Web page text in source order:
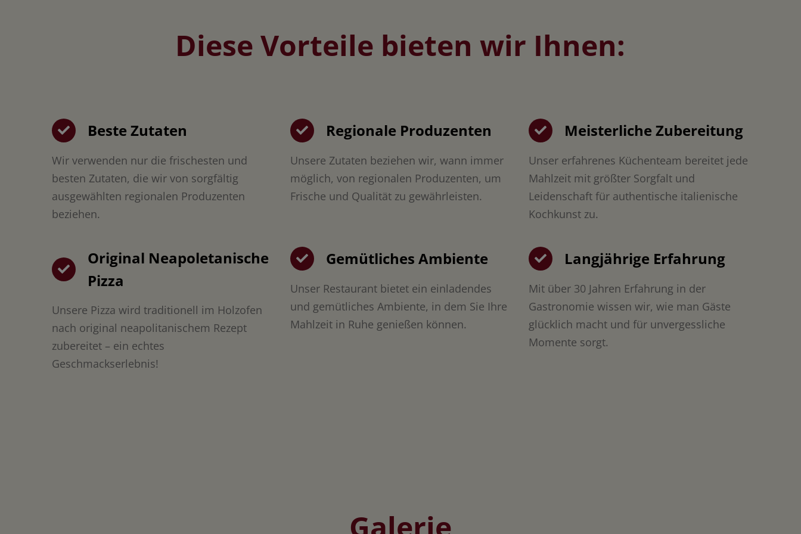
Diese Vorteile bieten wir Ihnen:
Beste Zutaten
Wir verwenden nur die frischesten und
besten Zutaten, die wir von sorgfältig
ausgewählten regionalen Produzenten
beziehen.
Regionale Produzenten
Unsere Zutaten beziehen wir, wann immer
möglich, von regionalen Produzenten, um
Frische und Qualität zu gewährleisten.
Meisterliche Zubereitung
Unser erfahrenes Küchenteam bereitet jede
Mahlzeit mit größter Sorgfalt und
Leidenschaft für authentische italienische
Kochkunst zu.
Original Neapoletanische
Pizza
Unsere Pizza wird traditionell im Holzofen
nach original neapolitanischem Rezept
zubereitet – ein echtes
Geschmackserlebnis!
Gemütliches Ambiente
Unser Restaurant bietet ein einladendes
und gemütliches Ambiente, in dem Sie Ihre
Mahlzeit in Ruhe genießen können.
Langjährige Erfahrung
Mit über 30 Jahren Erfahrung in der
Gastronomie wissen wir, wie man Gäste
glücklich macht und für unvergessliche
Momente sorgt.